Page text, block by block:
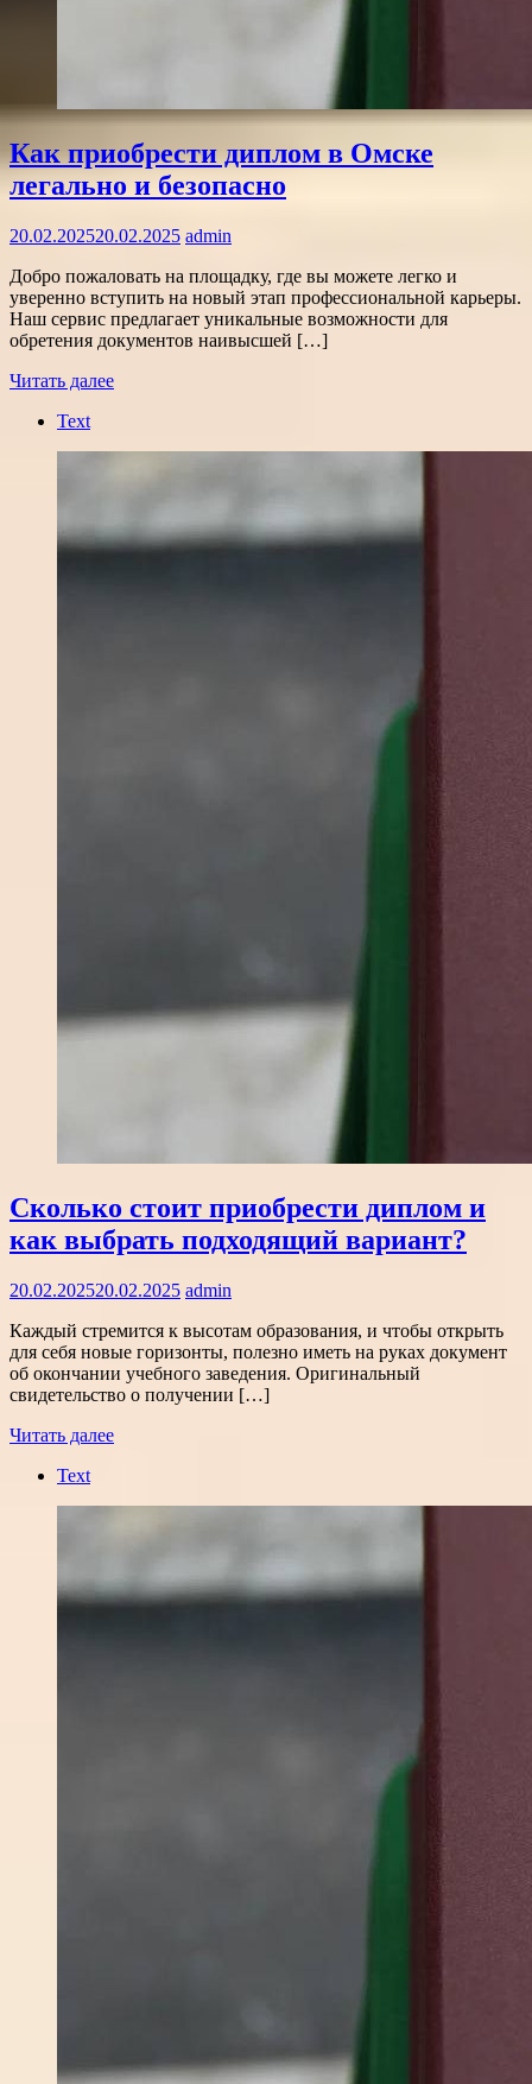
Как приобрести диплом в Омске
легально и безопасно
20.02.202520.02.2025 admin
Добро пожаловать на площадку, где вы можете легко и
уверенно вступить на новый этап профессиональной карьеры.
Наш сервис предлагает уникальные возможности для
обретения документов наивысшей […]
Читать далее
Text
Сколько стоит приобрести диплом и
как выбрать подходящий вариант?
20.02.202520.02.2025 admin
Каждый стремится к высотам образования, и чтобы открыть
для себя новые горизонты, полезно иметь на руках документ
об окончании учебного заведения. Оригинальный
свидетельство о получении […]
Читать далее
Text